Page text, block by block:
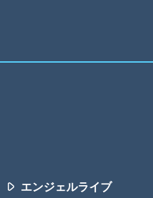
エンジェルライブ